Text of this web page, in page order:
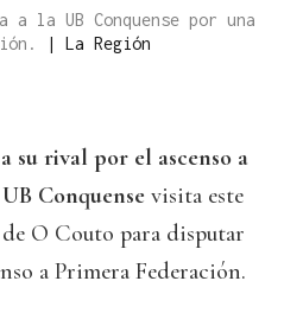
a la UB Conquense por una
| La Región
su rival por el ascenso a
UB Conquense visita este
O Couto para disputar
a Primera Federación.